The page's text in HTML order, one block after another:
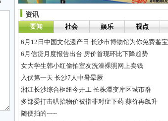
资讯
要闻
社会 娱乐 视点
6月12日中国文化遗产日 长沙市博物馆为你免费鉴宝
6月信贷月度报告出台 房价首现环比下降趋势
女大学生韩小红偷拍室友洗澡裸照网上卖钱
入伏第一天 长沙7人中暑晕厥
湘江长沙综合枢纽今开工 长株潭变库区城市群
多部委打击哄抬物价被指非对症下药 蒜价再飙升
随便拍的~~~